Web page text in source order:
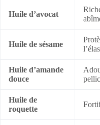
Huile d’avocat
Huile de sésame
Huile d’amande
douce
Huile de
roquette